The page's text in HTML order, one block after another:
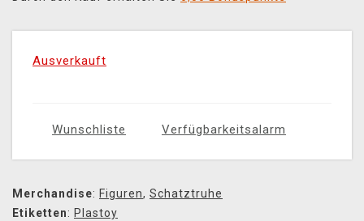
Ausverkauft
Wunschliste Verfügbarkeitsalarm
Merchandise: Figuren, Schatztruhe
Etiketten: Plastoy